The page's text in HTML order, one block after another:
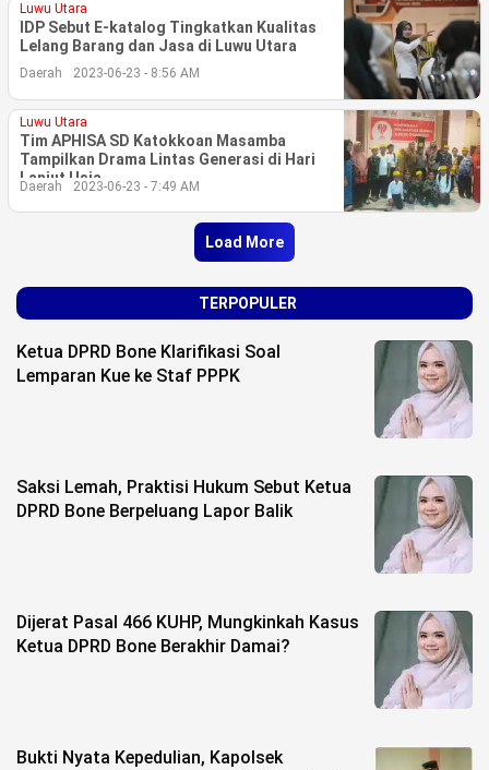
Luwu Utara
IDP Sebut E-katalog Tingkatkan Kualitas
Lelang Barang dan Jasa di Luwu Utara
Daerah 2023-06-23 - 8:56 AM
Luwu Utara
Tim APHISA SD Katokkoan Masamba
Tampilkan Drama Lintas Generasi di Hari
Lanjut Usia
Daerah 2023-06-23 - 7:49 AM
Load More
TERPOPULER
Ketua DPRD Bone Klarifikasi Soal
Lemparan Kue ke Staf PPPK
Saksi Lemah, Praktisi Hukum Sebut Ketua
DPRD Bone Berpeluang Lapor Balik
Dijerat Pasal 466 KUHP, Mungkinkah Kasus
Ketua DPRD Bone Berakhir Damai?
Bukti Nyata Kepedulian, Kapolsek